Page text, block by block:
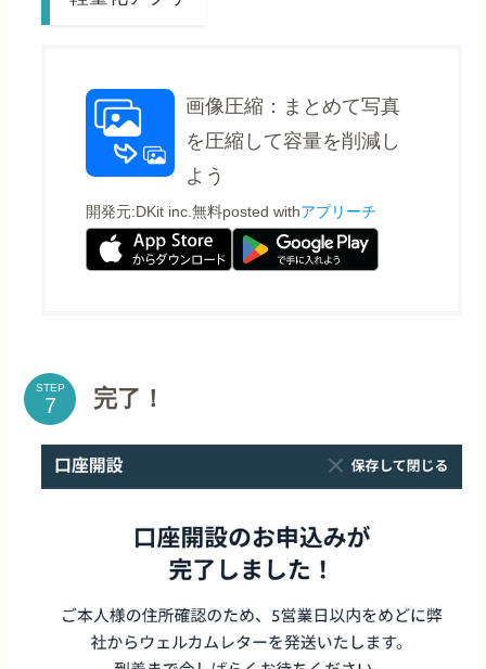
画像圧縮：まとめて写真
を圧縮して容量を削減し
よう
開発元:DKit inc.無料posted withアプリーチ
STEP 完了！